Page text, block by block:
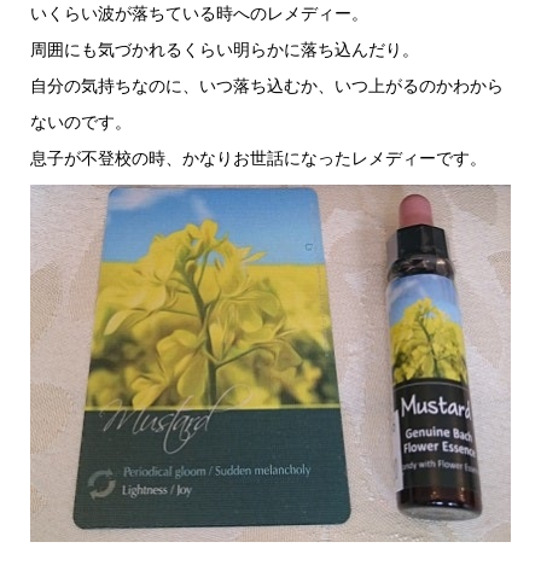
いくらい波が落ちている時へのレメディー。
周囲にも気づかれるくらい明らかに落ち込んだり。
自分の気持ちなのに、いつ落ち込むか、いつ上がるのかわから
ないのです。
息子が不登校の時、かなりお世話になったレメディーです。